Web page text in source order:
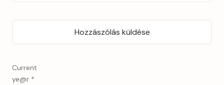
Current
ye@r *